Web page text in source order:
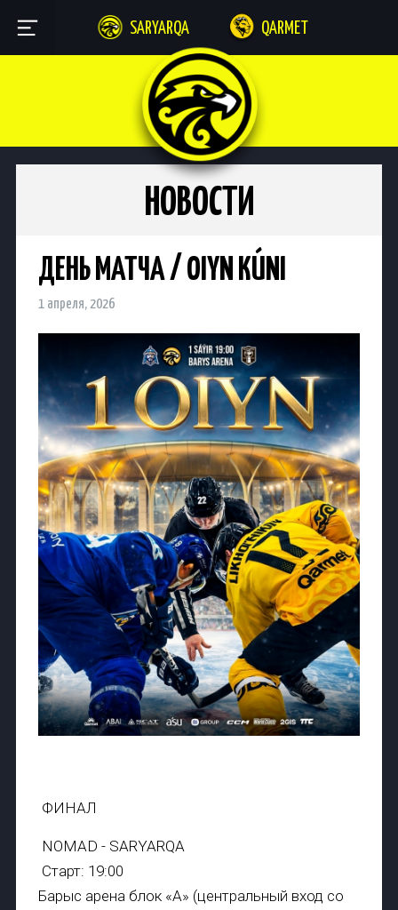
SARYARQA QARMET
НОВОСТИ
ДЕНЬ МАТЧА / OIYN KÚNI
1 апреля, 2026
ФИНАЛ
NOMAD - SARYARQA
Старт: 19:00
Барыс арена блок «А» (центральный вход со